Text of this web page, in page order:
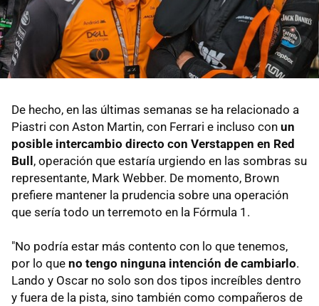
De hecho, en las últimas semanas se ha relacionado a
Piastri con Aston Martin, con Ferrari e incluso con un
posible intercambio directo con Verstappen en Red
Bull, operación que estaría urgiendo en las sombras su
representante, Mark Webber. De momento, Brown
prefiere mantener la prudencia sobre una operación
que sería todo un terremoto en la Fórmula 1.
"No podría estar más contento con lo que tenemos,
por lo que no tengo ninguna intención de cambiarlo.
Lando y Oscar no solo son dos tipos increíbles dentro
y fuera de la pista, sino también como compañeros de